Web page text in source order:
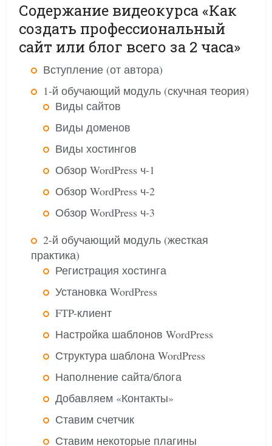
Содержание видеокурса «Как
создать профессиональный
сайт или блог всего за 2 часа»
Вступление (от автора)
1-й обучающий модуль (скучная теория)
Виды сайтов
Виды доменов
Виды хостингов
Обзор WordPress ч-1
Обзор WordPress ч-2
Обзор WordPress ч-3
2-й обучающий модуль (жесткая
практика)
Регистрация хостинга
Установка WordPress
FTP-клиент
Настройка шаблонов WordPress
Структура шаблона WordPress
Наполнение сайта/блога
Добавляем «Контакты»
Ставим счетчик
Ставим некоторые плагины